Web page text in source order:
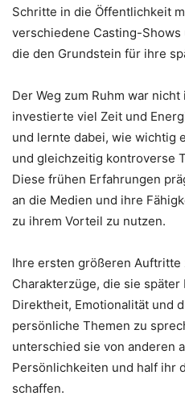
Schritte in die Öffentlichkeit
verschiedene Casting-
die den Grundstein für ihre
Der Weg zum Ruhm war
investierte viel Zeit und
und lernte dabei, wie wichtig
und gleichzeitig kontroverse
Diese frühen Erfahrungen
an die Medien und ihre
zu ihrem Vorteil zu nutzen.
Ihre ersten größeren
Charakterzüge, die sie
Direktheit, Emotionalität und
persönliche Themen zu
unterschied sie von anderen
Persönlichkeiten und half ihr
schaffen.